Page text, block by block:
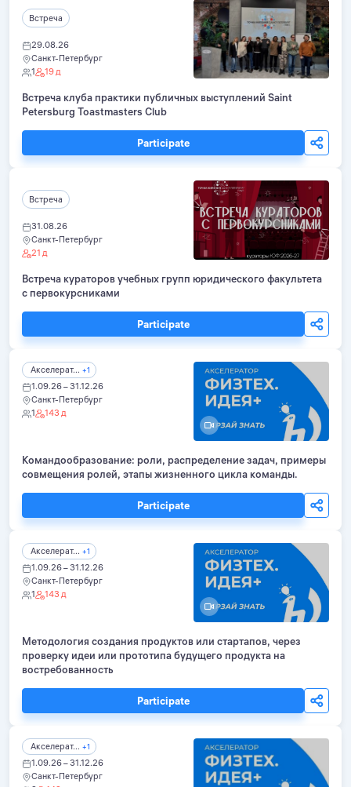
Встреча
29.08.26
Санкт-Петербург
1
19 д
Встреча клуба практики публичных выступлений Saint
Petersburg Toastmasters Club
Participate
Встреча
31.08.26
Санкт-Петербург
21 д
Встреча кураторов учебных групп юридического факультета
с первокурсниками
Participate
Акселерат... +1
1.09.26 – 31.12.26
Санкт-Петербург
1
143 д
Командообразование: роли, распределение задач, примеры
совмещения ролей, этапы жизненного цикла команды.
Participate
Акселерат... +1
1.09.26 – 31.12.26
Санкт-Петербург
1
143 д
Методология создания продуктов или стартапов, через
проверку идеи или прототипа будущего продукта на
востребованность
Participate
Акселерат... +1
1.09.26 – 31.12.26
Санкт-Петербург